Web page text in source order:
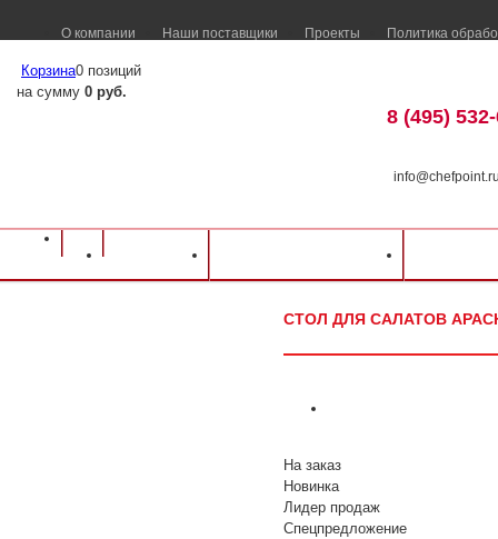
О компании Наши поставщики Проекты Политика
Корзина0 позиций
на сумму 0 руб.
8 (495)
Оборудование для ресторанов и кафе
СТОЛ ДЛЯ САЛАТОВ
На заказ
Новинка
Лидер продаж
Спецпредложение